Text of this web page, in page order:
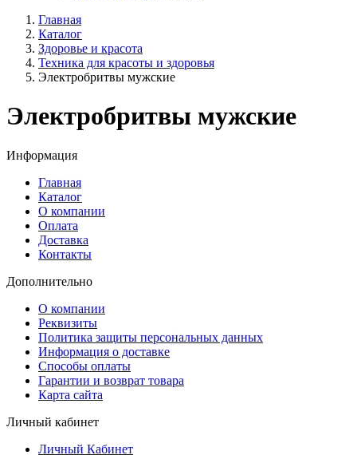
Главная
Каталог
Здоровье и красота
Техника для красоты и здоровья
Электробритвы мужские
Электробритвы мужские
Информация
Главная
Каталог
О компании
Оплата
Доставка
Контакты
Дополнительно
О компании
Реквизиты
Политика защиты персональных данных
Информация о доставке
Способы оплаты
Гарантии и возврат товара
Карта сайта
Личный кабинет
Личный Кабинет